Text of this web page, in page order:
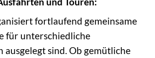
fortlaufend gemeinsame
für unterschiedliche
ausgelegt sind. Ob gemütliche